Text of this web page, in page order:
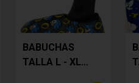
BABUCHAS
TALLA L - XL